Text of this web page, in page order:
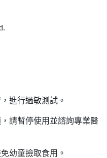
進行過敏測試。
請暫停使用並諮詢專業醫
幼童撿取食用。